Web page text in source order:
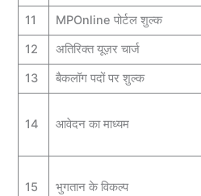
11 MPOnline पोर्टल शुल्क
12
अतिरिक्त यूज़र चार्ज
13
बैकलॉग पदों पर शुल्क
14 आवेदन का माध्यम
15 भुगतान के विकल्प